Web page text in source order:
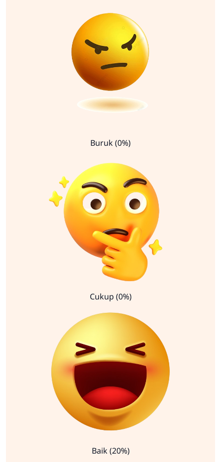
Buruk (0%)
Cukup (0%)
Baik (20%)